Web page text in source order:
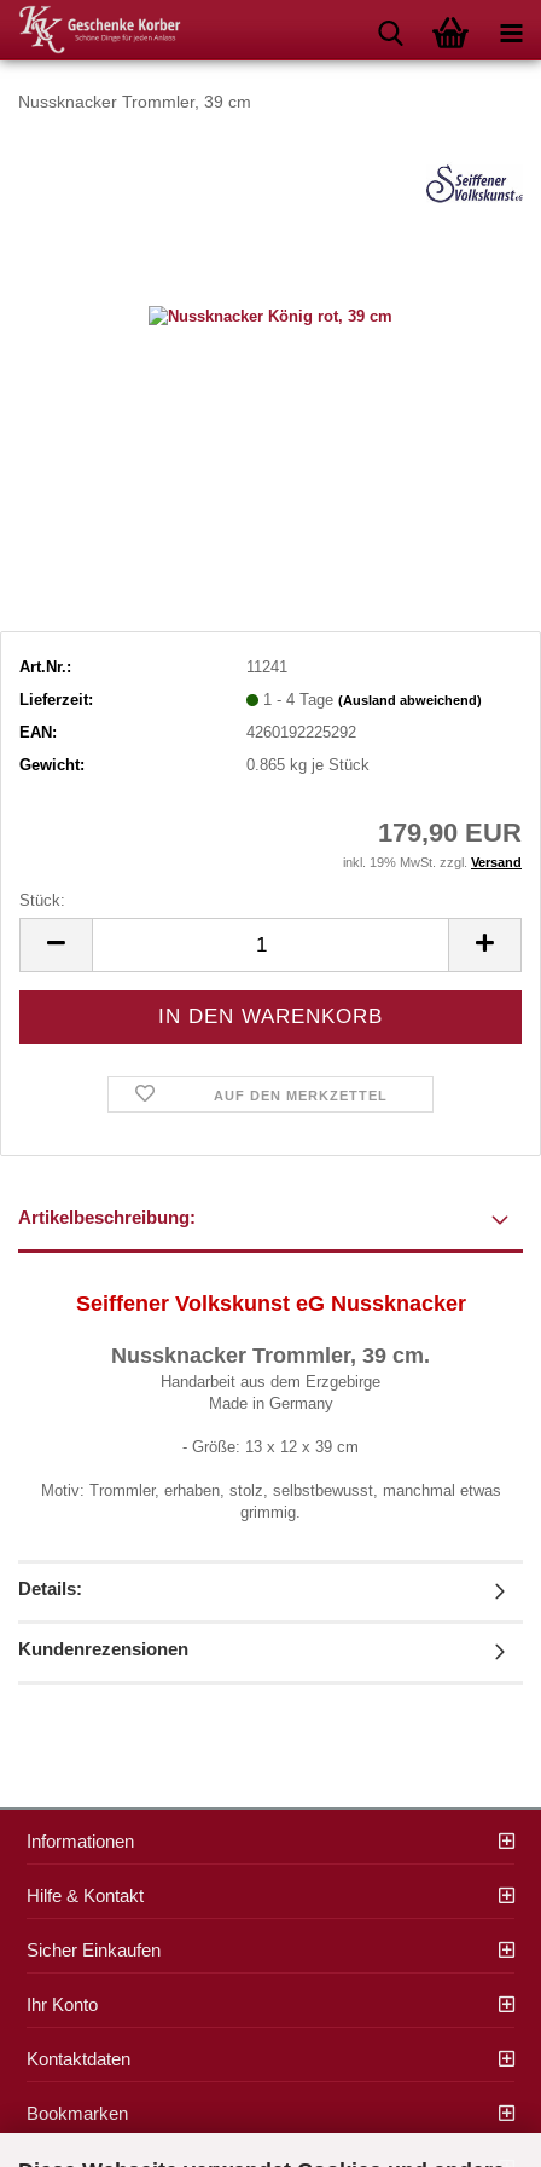
Nussknacker Trommler, 39 cm
Art.Nr.:
11241
Lieferzeit:
1 - 4 Tage(Ausland abweichend)
EAN:
4260192225292
Gewicht:
0.865 kg je Stück
179,90 EUR
inkl. 19% MwSt. zzgl. Versand
Stück:
AUF DEN MERKZETTEL
Artikelbeschreibung:
Seiffener Volkskunst eG Nussknacker
Nussknacker Trommler, 39 cm.
Handarbeit aus dem Erzgebirge
Made in Germany
- Größe: 13 x 12 x 39 cm
Motiv: Trommler, erhaben, stolz, selbstbewusst, manchmal etwas
grimmig.
Details:
Kundenrezensionen
Informationen
Hilfe & Kontakt
Sicher Einkaufen
Ihr Konto
Kontaktdaten
Bookmarken